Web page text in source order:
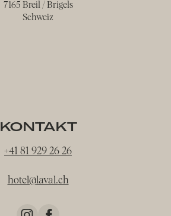
7165 Breil / Brigels
Schweiz
KONTAKT
+41 81 929 26 26
hotel@laval.ch